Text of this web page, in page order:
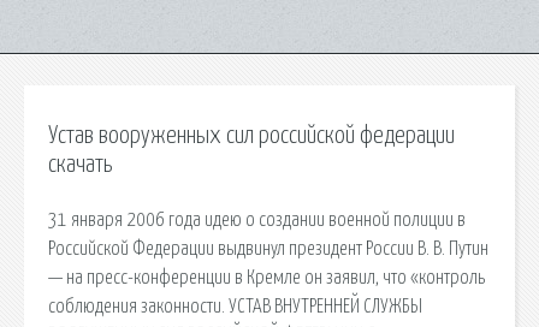
Устав вооруженных сил российской федерации
скачать
31 января 2006 года идею о создании военной полиции в
Российской Федерации выдвинул президент России В. В. Путин
— на пресс-конференции в Кремле он заявил, что «контроль
соблюдения законности. УСТАВ ВНУТРЕННЕЙ СЛУЖБЫ